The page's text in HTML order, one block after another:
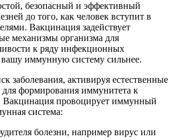
безопасный и эффективный
до того, как человек вступит в
Вакцинация задействует
механизмы организма для
к ряду инфекционных
вашу иммунную систему сильнее.
заболевания, активируя естественные
формирования иммунитета к
Вакцинация провоцирует иммунный
система:
болезни, например вирус или